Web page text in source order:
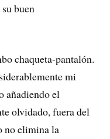
buen
chaqueta-pantalón.
mi
añadiendo el
olvidado, fuera del
no elimina la